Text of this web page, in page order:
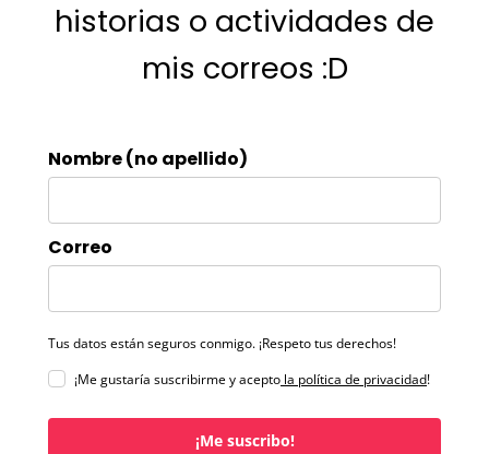
historias o actividades de
mis correos :D
Nombre (no apellido)
Correo
Tus datos están seguros conmigo. ¡Respeto tus derechos!
¡Me gustaría suscribirme y acepto la política de privacidad!
¡Me suscribo!